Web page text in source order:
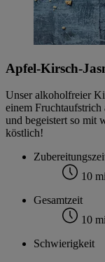
Apfel-Kirsch-
Unser alkoholfreier
einem Fruchtaufstrich
und begeistert so mit
köstlich!
10
Gesamtzeit
10
Schwierigkeit